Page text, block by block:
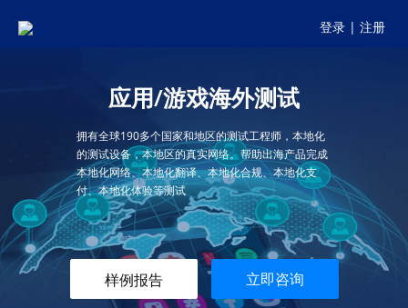
登录 | 注册
应用/游戏海外测试
拥有全球190多个国家和地区的测试工程师，本地化
的测试设备，本地区的真实网络。帮助出海产品完成
本地化网络、本地化翻译、本地化合规、本地化支
付、本地化体验等测试
样例报告 立即咨询